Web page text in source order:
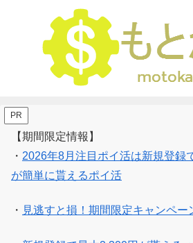
PR
【期間限定情報】
・ 2026年8月注目ポイ活は新規登録
が簡単に貰えるポイ活
・ 見逃すと損！期間限定キャンペー